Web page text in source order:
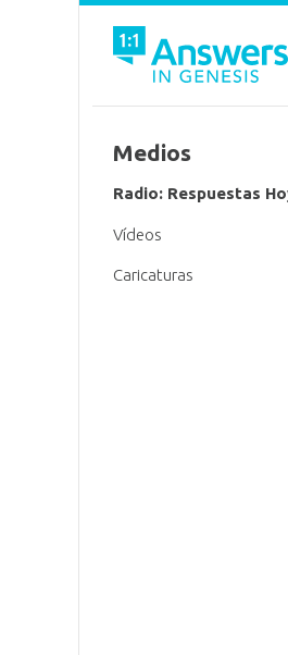
Medios
Radio: Respuestas
Vídeos
Caricaturas